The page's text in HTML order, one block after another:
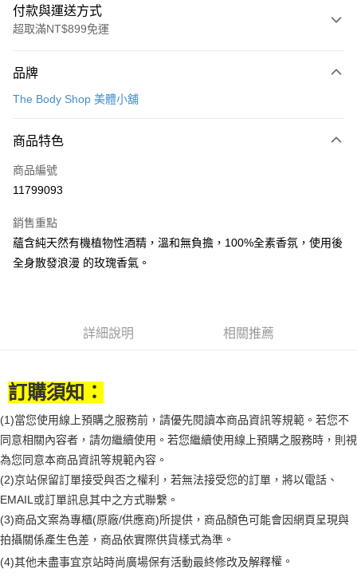
付款與運送方式
超取滿NT$899免運
信用卡一次付款
Apple Pay
街口支付
Google Pay
全盈+PAY
【大哥付你分期使用說明】
1.本服務由台灣大哥大提供，台灣大哥大用戶可立即使用無須另外申請。
成交易。
3.實際核准額度、可分期數及費用金額請依後續交易確認頁面所載為準。
4.訂單成立30分鐘內，如未前往確認交易或遇審核未通過，訂單將自動取
消。如遇「轉專審核」未通過狀況，表示未達大哥付你分期系統評分，恕無
法說明評估內容。
【繳款方式說明】
醒簡訊。
2.透過簡訊連結打開帳單後，可選擇「超商條碼／台灣大直營門市／銀行轉
帳／街口支付／iPASS MONEY」等通路繳費。
【注意事項】
1.本服務係由「台灣大哥大股份有限公司」（以下簡稱本公司）所提供，讓
用戶於交易時，得透過本服務購買商品或服務，並由商店將買賣／分期付款
AFTEE先享後付
AFTEE先享後付是「在收到商品之後才付款」的支付方式。 讓您購物簡單
便利好安心！
１．簡單：不需註冊會員、不需綁卡、不需儲值。
２．便利：只要手機號碼，簡訊認證，即可結帳。
３．安心：先確認商品／服務後，再付款。
【「AFTEE先享後付」結帳流程】
結帳頁面，進行簡訊認證並確認金額後，即可完成結帳。
２．訂單成立數日內，您將收到繳費通知簡訊。
３．收到繳費通知簡訊後14天內，點擊此簡訊中的連結，可透過四大超商／
ATM／網路銀行／等多元方式進行付款，方視為交易完成。
※ 請注意：結帳手續完成當下不需立刻繳費，但若您需要取消訂單，請聯絡
ATM付款
運送方式
付款後全家取貨
每筆NT$70，滿NT$899(含以上)免運費
付款後7-11取貨
每筆NT$70，滿NT$899(含以上)免運費
宅配
品牌
The Body Shop 美體小舖
商品特色
商品編號
11799093
銷售重點
蘊含純天然有機植物性酒精，溫和無負擔，100%全素香氛，使用後
全身散發浪漫 的玫瑰香氣。
詳細說明 相關推薦
訂購須知：
(1)當您使用線上預購之服務前，請優先閱讀本商品資訊等規範。若您不
同意相關內容者，請勿繼續使用。若您繼續使用線上預購之服務時，則視
為您同意本商品資訊等規範內容。
(2)京站保留訂單接受與否之權利，若無法接受您的訂單，將以電話、
EMAIL或訂單訊息其中之方式聯繫。
(3)商品文案為專櫃(原廠/供應商)所提供，商品顏色可能會因網頁呈現與
拍攝關係產生色差，商品依實際供貨樣式為準。
(4)其他未盡事宜京站時尚廣場保有活動最終修改及解釋權。